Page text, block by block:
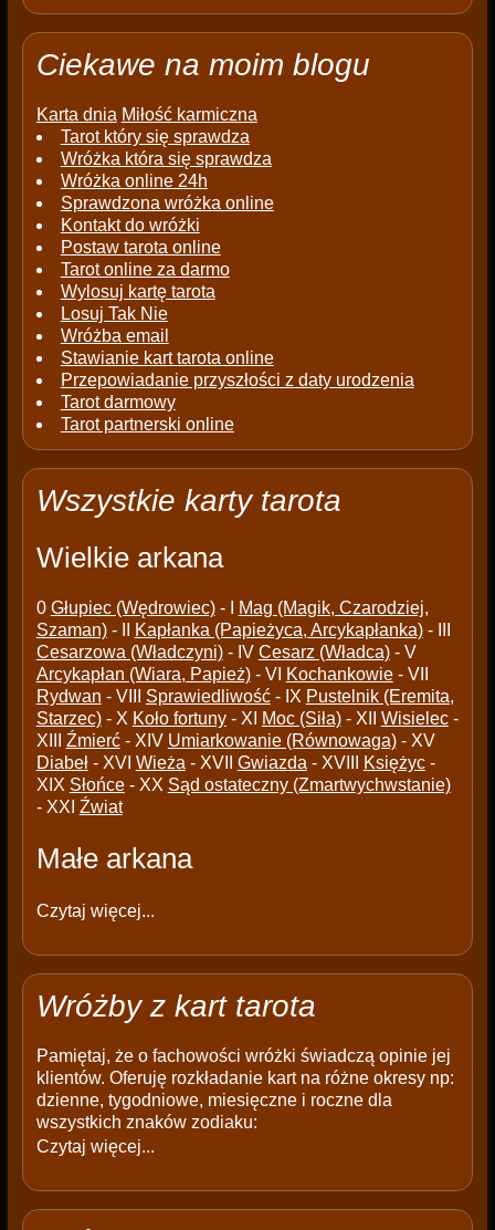
Ciekawe na moim blogu
Karta dnia Miłość karmiczna
Tarot który się sprawdza
Wróżka która się sprawdza
Wróżka online 24h
Sprawdzona wróżka online
Kontakt do wróżki
Postaw tarota online
Tarot online za darmo
Wylosuj kartę tarota
Losuj Tak Nie
Wróżba email
Stawianie kart tarota online
Przepowiadanie przyszłości z daty urodzenia
Tarot darmowy
Tarot partnerski online
Wszystkie karty tarota
Wielkie arkana
0 Głupiec (Wędrowiec)- I
Mag (Magik, Czarodziej,
Szaman)- II Kapłanka (Papieżyca, Arcykapłanka)- III
Cesarzowa (Władczyni)- IV Cesarz (Władca)- V
Arcykapłan (Wiara, Papież)- VI Kochankowie- VII
Rydwan - VIII Sprawiedliwość- IX Pustelnik (Eremita,
Starzec)- X Koło fortuny- XI Moc (Siła)- XII Wisielec-
XIII Źmierć- XIV Umiarkowanie (Równowaga)- XV
Diabeł- XVI Wieża - XVII Gwiazda - XVIII Księżyc-
XIX Słońce- XX Sąd ostateczny (Zmartwychwstanie)
- XXI Źwiat
Małe arkana
Czytaj więcej...
Wróżby z kart tarota
Pamiętaj, że o fachowości wróżki świadczą opinie jej
klientów. Oferuję rozkładanie kart na różne okresy np:
dzienne, tygodniowe, miesięczne i roczne dla
wszystkich znaków zodiaku:
Czytaj więcej...